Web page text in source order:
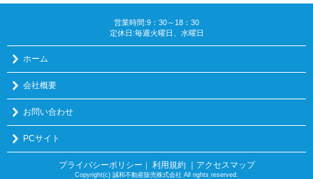
営業時間:9：30～18：30
定休日:毎週火曜日、水曜日
ホーム
会社概要
お問い合わせ
PCサイト
プライバシーポリシー ｜ 利用規約 ｜アクセスマップ
Copyright(c) 誠和不動産販売株式会社 All rights reserved.